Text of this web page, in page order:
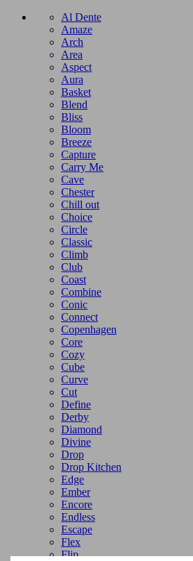
Al Dente
Amaze
Arch
Area
Aspect
Aura
Basket
Blend
Bliss
Bloom
Breeze
Capture
Carry Me
Cave
Chester
Chill out
Choice
Circle
Classic
Climb
Club
Coast
Combine
Conic
Connect
Copenhagen
Core
Cozy
Cube
Curve
Cut
Define
Derby
Diamond
Divine
Drop
Drop Kitchen
Edge
Ember
Encore
Endless
Escape
Flex
Flip